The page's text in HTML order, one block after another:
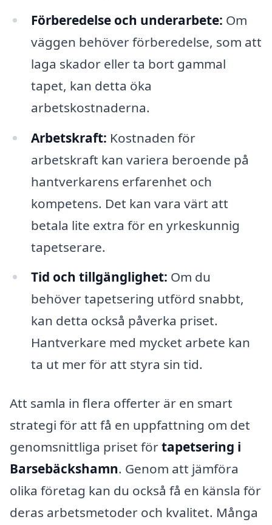
Förberedelse och underarbete: Om
väggen behöver förberedelse, som att
laga skador eller ta bort gammal
tapet, kan detta öka
arbetskostnaderna.
Arbetskraft: Kostnaden för
arbetskraft kan variera beroende på
hantverkarens erfarenhet och
kompetens. Det kan vara värt att
betala lite extra för en yrkeskunnig
tapetserare.
Tid och tillgänglighet: Om du
behöver tapetsering utförd snabbt,
kan detta också påverka priset.
Hantverkare med mycket arbete kan
ta ut mer för att styra sin tid.
Att samla in flera offerter är en smart
strategi för att få en uppfattning om det
genomsnittliga priset förtapetsering i
Barsebäckshamn. Genom att jämföra
olika företag kan du också få en känsla för
deras arbetsmetoder och kvalitet. Många